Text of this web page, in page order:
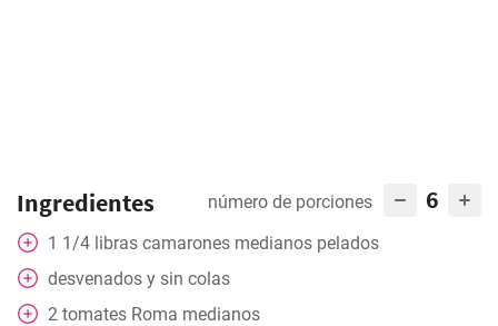
Ingredientes número de porciones 6
1 1/4 libras camarones medianos pelados
desvenados y sin colas
2 tomates Roma medianos